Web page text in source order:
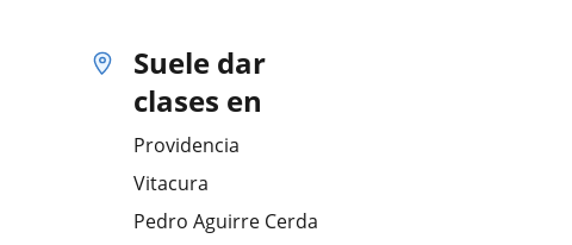
Suele dar
clases en
Providencia
Vitacura
Pedro Aguirre Cerda